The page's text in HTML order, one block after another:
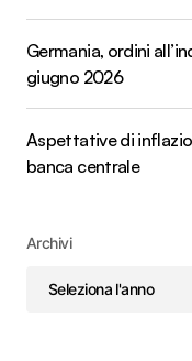
Germania, ordini
giugno 2026
Aspettative di
banca centrale
Archivi